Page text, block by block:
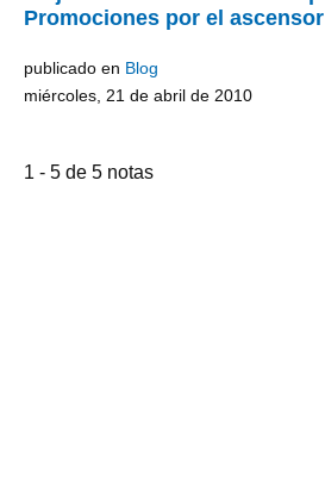
Promociones por el ascensor
publicado en Blog
miércoles, 21 de abril de 2010
1 - 5 de 5 notas